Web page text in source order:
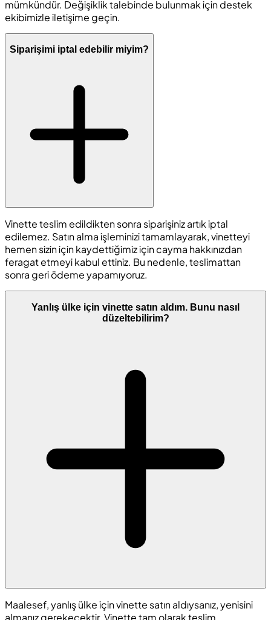
mümkündür. Değişiklik talebinde bulunmak için destek
ekibimizle iletişime geçin.
Siparişimi iptal edebilir miyim?
Vinette teslim edildikten sonra siparişiniz artık iptal
edilemez. Satın alma işleminizi tamamlayarak, vinetteyi
hemen sizin için kaydettiğimiz için cayma hakkınızdan
feragat etmeyi kabul ettiniz. Bu nedenle, teslimattan
sonra geri ödeme yapamıyoruz.
Yanlış ülke için vinette satın aldım. Bunu nasıl
düzeltebilirim?
Maalesef, yanlış ülke için vinette satın aldıysanız, yenisini
almanız gerekecektir. Vinette tam olarak teslim